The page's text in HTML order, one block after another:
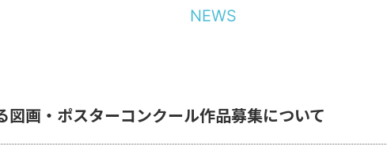
NEWS
図画・ポスターコンクール作品募集について